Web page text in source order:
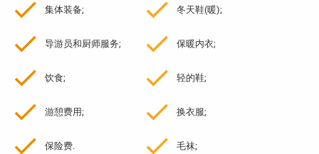
集体装备;
导游员和厨师服务;
饮食;
游憩费用;
保险费.
冬天鞋(暖);
保暖内衣;
轻的鞋;
换衣服;
毛袜;